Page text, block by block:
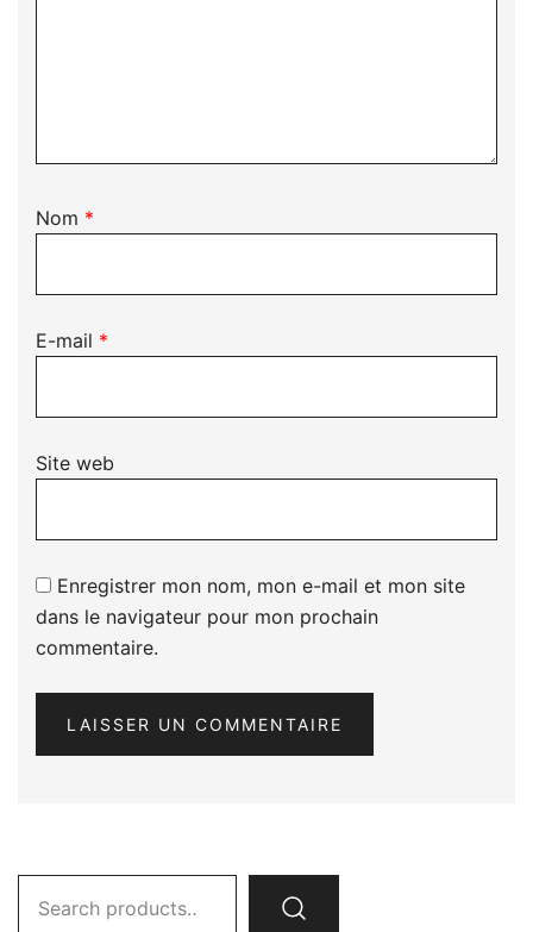
Nom *
E-mail *
Site web
Enregistrer mon nom, mon e-mail et mon site
dans le navigateur pour mon prochain
commentaire.
for: